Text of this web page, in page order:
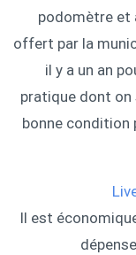
podomètre et
offert par la
il y a un an
pratique dont on
bonne condition
Il est